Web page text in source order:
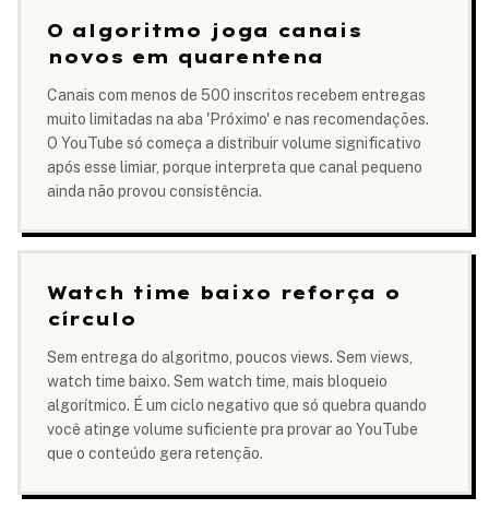
O algoritmo joga canais
novos em quarentena
Canais com menos de 500 inscritos recebem entregas
muito limitadas na aba 'Próximo' e nas recomendações.
O YouTube só começa a distribuir volume significativo
após esse limiar, porque interpreta que canal pequeno
ainda não provou consistência.
Watch time baixo reforça o
círculo
Sem entrega do algoritmo, poucos views. Sem views,
watch time baixo. Sem watch time, mais bloqueio
algorítmico. É um ciclo negativo que só quebra quando
você atinge volume suficiente pra provar ao YouTube
que o conteúdo gera retenção.